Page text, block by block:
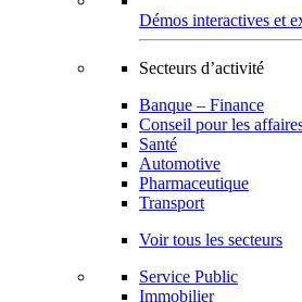
Démos interactives et
Secteurs d’activité
Banque – Finance
Conseil pour les
Santé
Automotive
Pharmaceutique
Transport
Voir tous les secteurs
Service Public
Immobilier